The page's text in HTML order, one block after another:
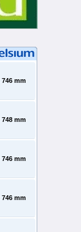
746 mm
748 mm
746 mm
746 mm